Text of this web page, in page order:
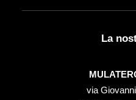
La
via